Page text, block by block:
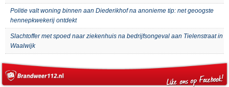
Politie valt woning binnen aan Diederikhof na anonieme tip: net geoogste
hennepkwekerij ontdekt
Slachtoffer met spoed naar ziekenhuis na bedrijfsongeval aan Tielenstraat in
Waalwijk